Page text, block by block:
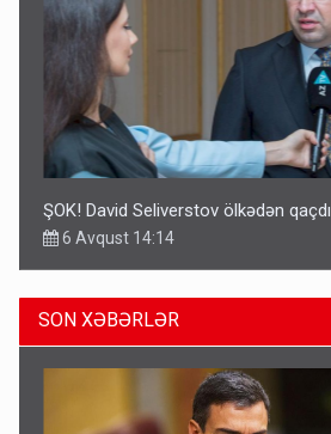
ŞOK! David Seliverstov ölkədən qaçdı
6 Avqust 14:14
SON XƏBƏRLƏR